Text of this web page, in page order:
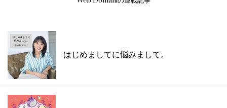
はじめましてに悩みまして。